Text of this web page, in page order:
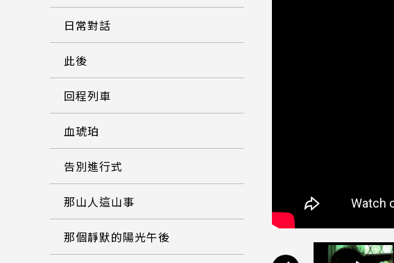
日常對話
此後
回程列車
血琥珀
告別進行式
那山人這山事
那個靜默的陽光午後